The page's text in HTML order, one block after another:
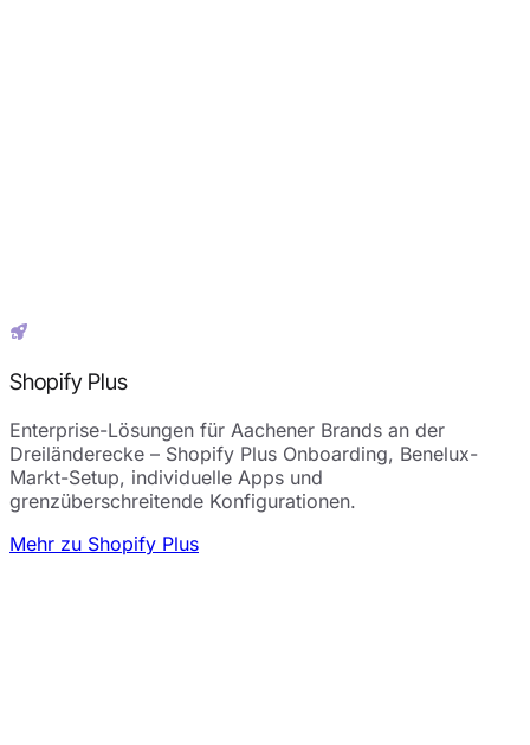
Shopify Plus
Enterprise-Lösungen für Aachener Brands an der
Dreiländerecke – Shopify Plus Onboarding, Benelux-
Markt-Setup, individuelle Apps und
grenzüberschreitende Konfigurationen.
Mehr zu Shopify Plus